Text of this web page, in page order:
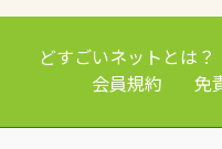
どすごいネットとは？
会員規約
免